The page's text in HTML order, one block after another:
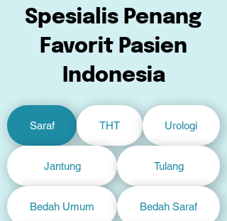
Spesialis Penang
Favorit Pasien
Indonesia
Saraf THT Urologi
Jantung Tulang
Bedah Umum Bedah Saraf